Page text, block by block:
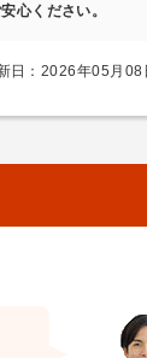
心ください。
日：2026年05月